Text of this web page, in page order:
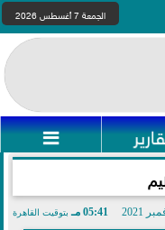
الجمعة 7 أغسطس 2026

05:41 مـ بتوقيت القاهرة